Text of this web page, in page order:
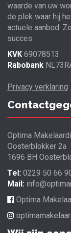
waarde van uw
de plek waar hij
actuele aanbod.
succes.
KVK 69078513
Rabobank
Privacy verklaring
Optima
Oosterblokker 2a
1696 BH
Tel: 0229 50 66
Mail:
Optima